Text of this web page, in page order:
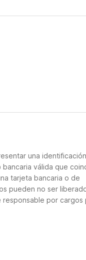
una identificación
válida que
tarjeta bancaria o de
pueden no ser
responsable por cargos